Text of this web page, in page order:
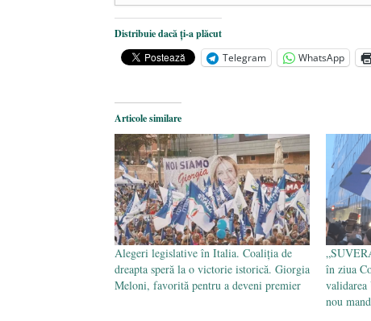
Dezvăluiri cutremurătoare despre
Statul care servește Națiunea - 21
Legea Vexler produce efecte.
Distribuie dacă ți-a plăcut
Telegram
WhatsApp
Articole similare
Alegeri legislative în Italia. Coaliția de
dreapta speră la o victorie istorică. Giorgia
Meloni, favorită pentru a deveni premier
în ziua
nou